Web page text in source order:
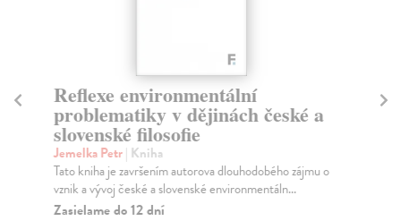
Reflexe environmentální
problematiky v dějinách české a
slovenské filosofie
Jemelka Petr| Kniha
Tato kniha je završením autorova dlouhodobého zájmu o
vznik a vývoj české a slovenské environmentáln...
Zasielame do 12 dní